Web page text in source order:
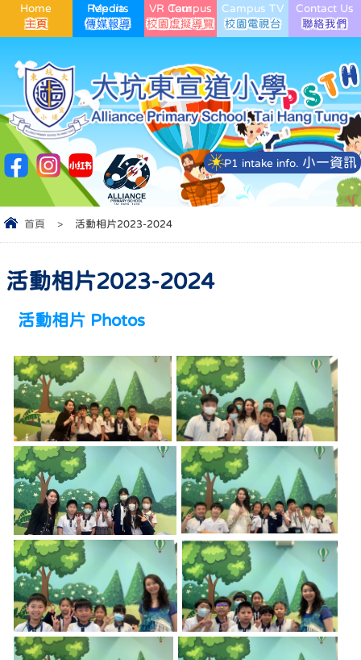
Home Media Reports VR Campus Tour Campus TV Contact Us
P1 intake info. 小一資訊
首頁 > 活動相片2023-2024
活動相片2023-2024
活動相片 Photos